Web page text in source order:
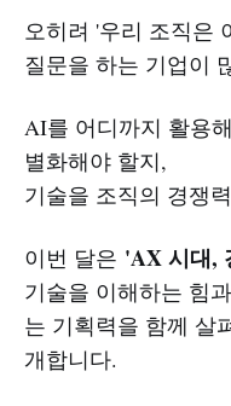
오히려 '우리 조직은
질문을 하는 기업이
AI를 어디까지 활용
별화해야 할지,
기술을 조직의 경쟁
이번 달은 'AX 시대,
기술을 이해하는 힘
는 기획력을 함께 살
개합니다.